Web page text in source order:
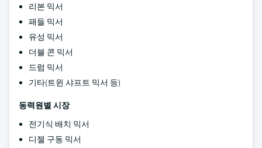
리본 믹서
패들 믹서
유성 믹서
더블 콘 믹서
드럼 믹서
기타(트윈 샤프트 믹서 등)
동력원별 시장
전기식 배치 믹서
디젤 구동 믹서